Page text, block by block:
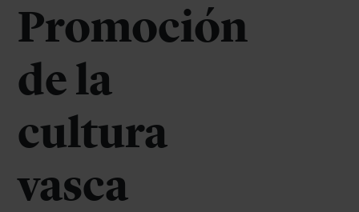
Promoción
de la
cultura
vasca